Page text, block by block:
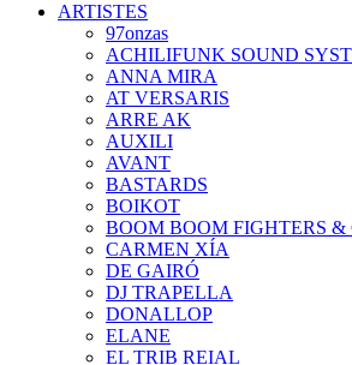
ARTISTES
97onzas
ACHILIFUNK SOUND
ANNA MIRA
AT VERSARIS
ARRE AK
AUXILI
AVANT
BASTARDS
BOIKOT
BOOM BOOM FIGHTERS &
CARMEN XÍA
DE GAIRÓ
DJ TRAPELLA
DONALLOP
ELANE
EL TRIB REIAL